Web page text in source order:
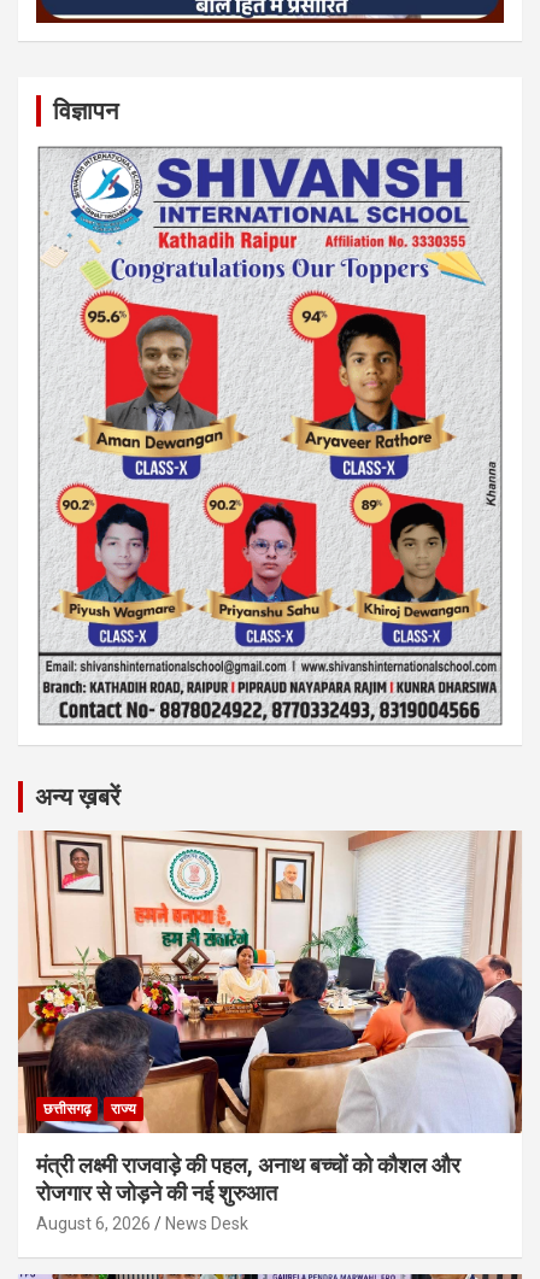
विज्ञापन
अन्य ख़बरें
छत्तीसगढ़ राज्य
मंत्री लक्ष्मी राजवाड़े की पहल, अनाथ बच्चों को कौशल और
रोजगार से जोड़ने की नई शुरुआत
August 6, 2026 News Desk